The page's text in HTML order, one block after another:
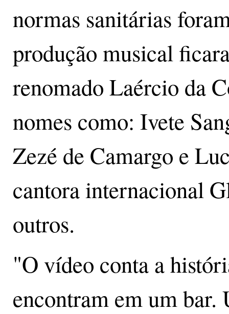
normas sanitárias
produção musical
renomado Laércio da
nomes como: Ivete
Zezé de Camargo e
cantora internacional
outros.
"O vídeo conta a
encontram em um